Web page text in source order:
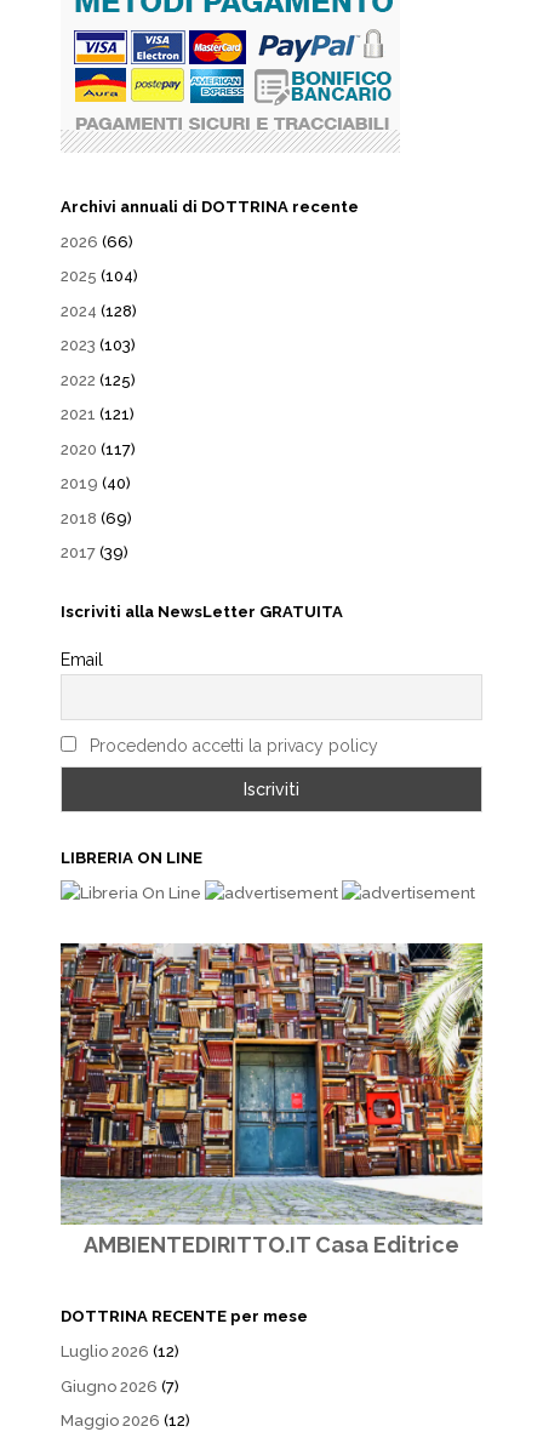
Archivi annuali di DOTTRINA recente
2026 (66)
2025 (104)
2024 (128)
2023 (103)
2022 (125)
2021 (121)
2020 (117)
2019 (40)
2018 (69)
2017 (39)
Iscriviti alla NewsLetter GRATUITA
Email
Procedendo accetti la privacy policy
LIBRERIA ON LINE
AMBIENTEDIRITTO.IT Casa Editrice
DOTTRINA RECENTE per mese
Luglio 2026 (12)
Giugno 2026 (7)
Maggio 2026 (12)